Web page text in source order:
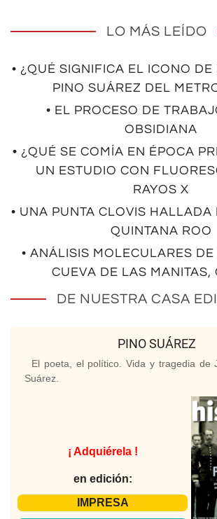
LO MÁS LEÍDO
• ¿QUÉ SIGNIFICA EL ICONO DE
PINO SUÁREZ DEL
• EL PROCESO DE
OBSIDIANA
• ¿QUÉ SE COMÍA EN ÉPOCA
UN ESTUDIO CON
RAYOS X
• UNA PUNTA CLOVIS HALLADA
QUINTANA ROO
• ANÁLISIS MOLECULARES
CUEVA DE LAS MANITAS,
DE NUESTRA CASA
PINO SUÁREZ
El poeta, el político. Vida y tragedia de
Suárez.
¡ Adquiérela !
en edición:
IMPRESA